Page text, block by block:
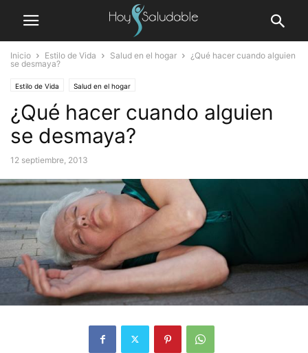
Inicio Estilo de Vida Salud en el hogar
¿Qué hacer cuando alguien
se desmaya?
Estilo de Vida Salud en el hogar
¿Qué hacer cuando alguien
se desmaya?
12 septiembre, 2013